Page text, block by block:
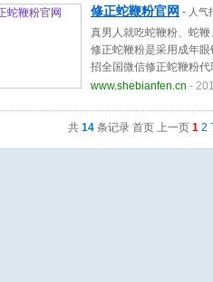
修正蛇鞭粉官网 - 人气
真男人就吃蛇鞭粉、蛇
修正蛇鞭粉是采用成年
招全国微信修正蛇鞭粉
www.shebianfen.cn -
共 14条记录 首页 上一页 1 2